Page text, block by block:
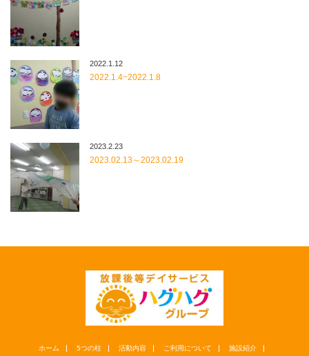
2022.1.12
2022.1.4~2022.1.8
2023.2.23
2023.02.13～2023.02.19
ホーム 5つの柱 活動内容 ご利用について
施設紹介